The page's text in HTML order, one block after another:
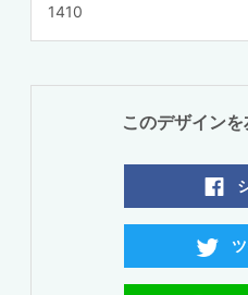
1410
このデザイン